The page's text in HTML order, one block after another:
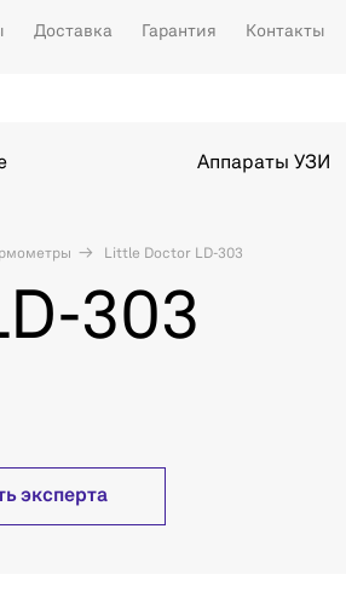
Доставка Гарантия Контакты
Аппараты УЗИ
Little Doctor LD-303
303
эксперта